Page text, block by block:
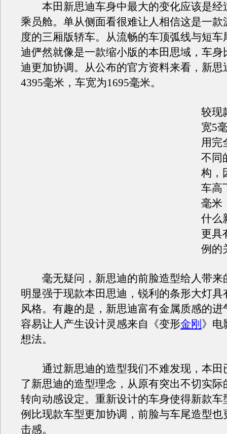
本田新思迪车身中最大的变化应该是经
乘员舱。单从侧面看很难让人相信这是一款
度的三厢版轿车。从流畅的车顶弧线与短车
迪俨然就像是一款缩小版的本田思域，车身
迪更加协调。从公布的官方资料来看，新思
4395毫米，车宽为1695毫米。
较现
宽5
用完
不同
构，
车高
毫米
什么
更具
例的
毫无疑问，新思迪的前脸造型给人带来
明显强于现款本田思迪，锐利的条形大灯具
风格。有趣的是，新思迪富有金属质感的进
容易让人产生设计灵感来自《变形金刚 》电
想法。
通过新思迪的造型我们不难发现，本田
了新思迪的造型理念，从原有突出不切实际
转向动感设定。重新设计的车身使得新款车
例比现款车型更加协调，前脸与车尾造型也
击感。